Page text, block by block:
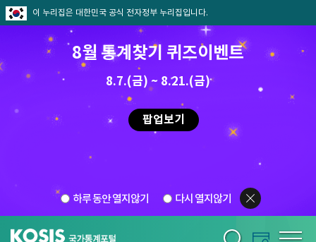
이 누리집은 대한민국 공식 전자정부 누리집입니다.
8월 통계찾기 퀴즈이벤트
8.7.(금) ~ 8.21.(금)
팝업보기
하루 동안 열지않기 다시 열지않기